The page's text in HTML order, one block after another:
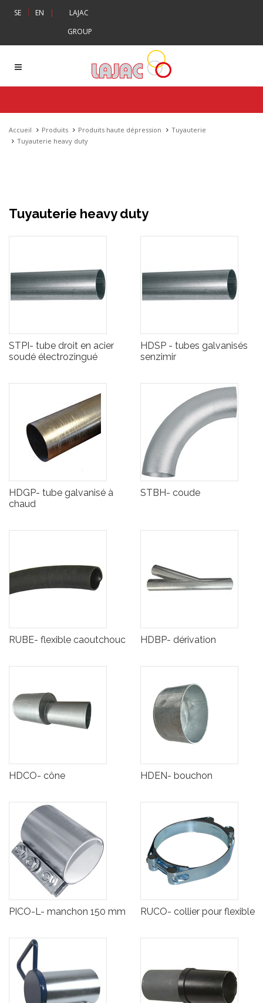
SE | EN |
LAJAC
GROUP
Accueil Produits Produits haute dépression
Tuyauterie
Tuyauterie heavy duty
Tuyauterie heavy duty
STPI- tube droit en acier
soudé électrozingué
HDSP - tubes galvanisés
senzimir
HDGP- tube galvanisé à
chaud
STBH- coude
RUBE- flexible caoutchouc HDBP- dérivation
HDCO- cône HDEN- bouchon
PICO-L- manchon 150 mm RUCO- collier pour flexible